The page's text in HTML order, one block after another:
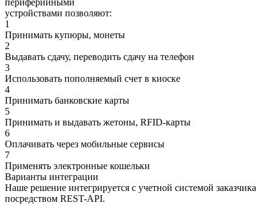
устройствами позволяют:
1
Принимать купюры, монеты
2
Выдавать сдачу, переводить сдачу на телефон
3
Использовать пополняемый счет в киоске
4
Принимать банковские карты
5
Принимать и выдавать жетоны, RFID-карты
6
Оплачивать через мобильные сервисы
7
Применять электронные кошельки
Варианты интеграции
Наше решение интегрируется с учетной системой заказчика
посредством REST-API.